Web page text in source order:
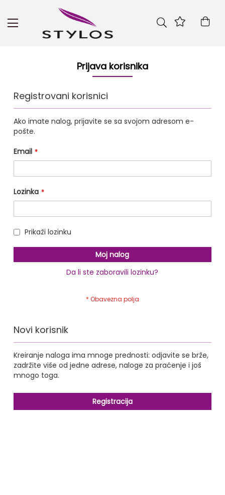
Skip
Prijava korisnika
Registrovani korisnici
Ako imate nalog, prijavite se sa svojom adresom e-
pošte.
Email
Lozinka
Prikaži lozinku
Moj nalog
Da li ste zaboravili lozinku?
Novi korisnik
Kreiranje naloga ima mnoge prednosti: odjavite se brže,
zadržite više od jedne adrese, naloge za praćenje i još
mnogo toga.
Registracija